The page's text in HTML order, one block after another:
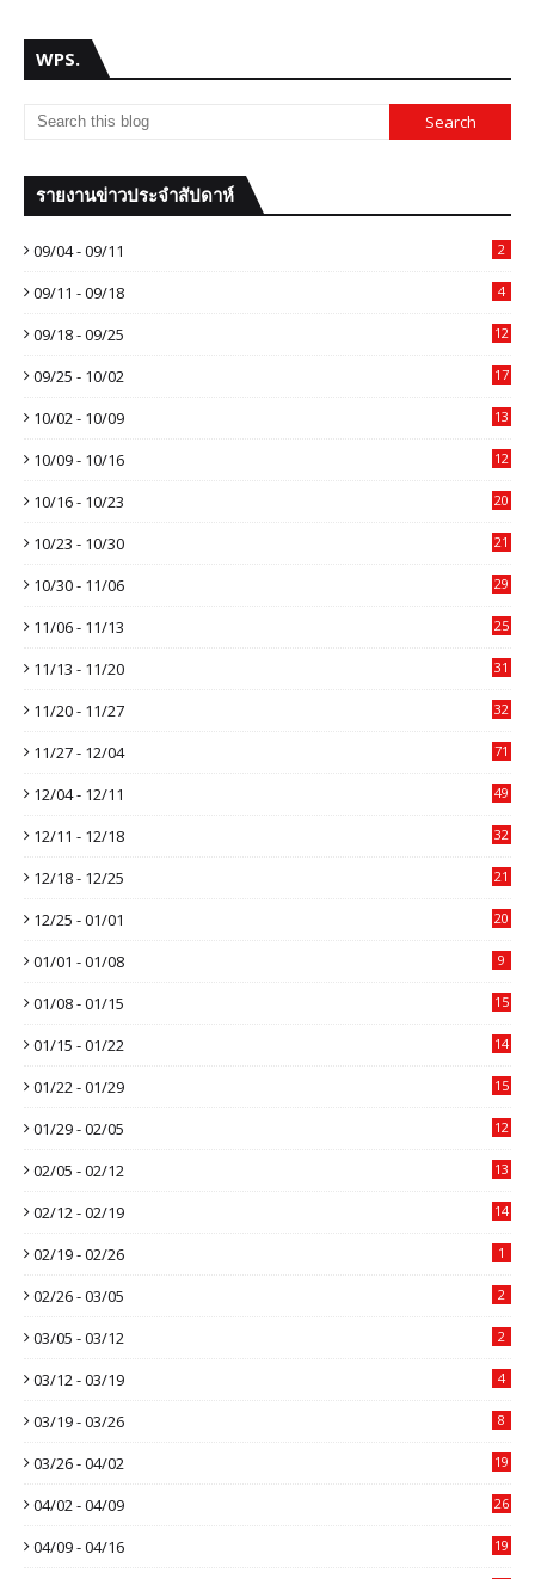
WPS.
รายงานข่าวประจำสัปดาห์
09/04 - 09/11 2
09/11 - 09/18 4
09/18 - 09/25 12
09/25 - 10/02 17
10/02 - 10/09 13
10/09 - 10/16 12
10/16 - 10/23 20
10/23 - 10/30 21
10/30 - 11/06 29
11/06 - 11/13 25
11/13 - 11/20 31
11/20 - 11/27 32
11/27 - 12/04 71
12/04 - 12/11 49
12/11 - 12/18 32
12/18 - 12/25 21
12/25 - 01/01 20
01/01 - 01/08 9
01/08 - 01/15 15
01/15 - 01/22 14
01/22 - 01/29 15
01/29 - 02/05 12
02/05 - 02/12 13
02/12 - 02/19 14
02/19 - 02/26 1
02/26 - 03/05 2
03/05 - 03/12 2
03/12 - 03/19 4
03/19 - 03/26 8
03/26 - 04/02 19
04/02 - 04/09 26
04/09 - 04/16 19